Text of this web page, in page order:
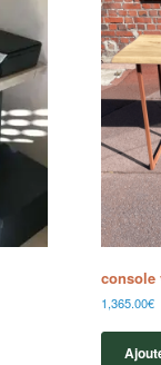
console
1,365.00€